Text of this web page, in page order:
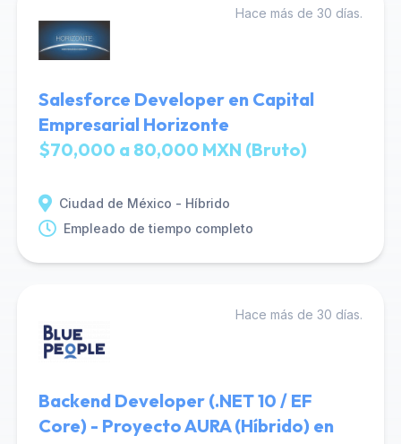
Hace más de 30 días.
Salesforce Developer en Capital
Empresarial Horizonte
$70,000 a 80,000 MXN (Bruto)
Ciudad de México - Híbrido
Empleado de tiempo completo
Hace más de 30 días.
Backend Developer (.NET 10 / EF
Core) - Proyecto AURA (Híbrido) en